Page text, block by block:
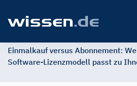
Einmalkauf versus Abonnement:
Software-Lizenzmodell passt zu